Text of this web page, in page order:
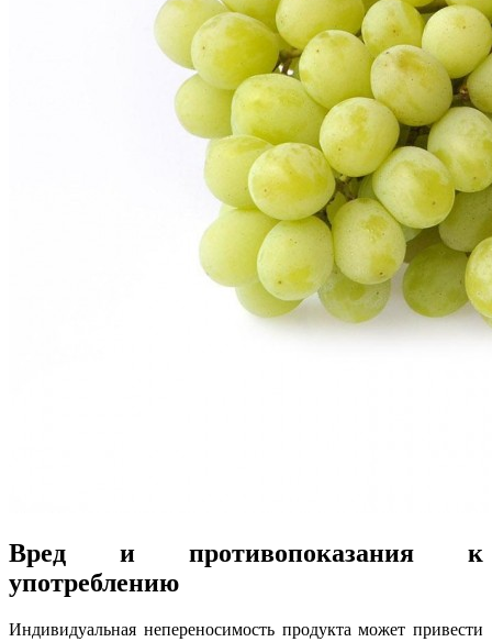
Вред и противопоказания к
употреблению
Индивидуальная непереносимость продукта может привести